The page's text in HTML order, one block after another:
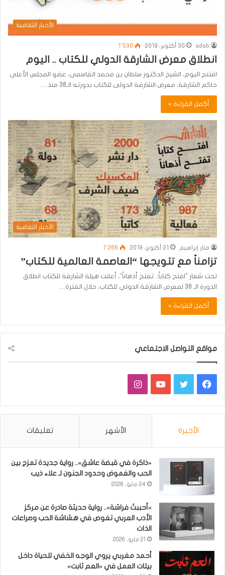
الأخبار الثقافية
adab 30 أكتوبر، 2019 1٬530
انطلاق معرض الشارقة الدولي للكتاب .. اليوم
افتتح اليوم، الشيخ الدكتور سلطان بن محمد القاسمى، عضو المجلس الأعلى
حاكم الشارقة، معرض الشارقة الدولى للكتاب بدورته الـ38 منذ…
أكمل القراءة »
الأخبار الثقافية
منار إبراهيم 21 أكتوبر، 2019 1٬266
تزامناً مع تتويجها “العاصمة العالمية للكتاب”
تحت شعار "افتح كتاباً.. تفتح أذهاناً"، أعلنت هيئة الشارقة للكتاب انطلاق
الدورة الـ 38 لمعرض الشارقة الدولي للكتاب، خلال الفترة…
أكمل القراءة »
مواقع التواصل الاجتماعي
فيسبوكتويتر يوتيوبانستقرام
الأخيرة الأشهر تعليقات
«ذاكرة في قبضة عاشق».. رواية جديدة تمزج بين
الحب والغموض وحدود الجنون لـ علاء ذيب
24 مايو، 2026
«أحببتُ فراشة».. رواية حديثة صادرة عن مركز
الأدب العربي تغوص في هشاشة الحب وصراعات
الذات
21 مايو، 2026
أحمد مغربي يروي الوجه الخفي للحياة داخل
بيئات العمل في «العم ثابت»